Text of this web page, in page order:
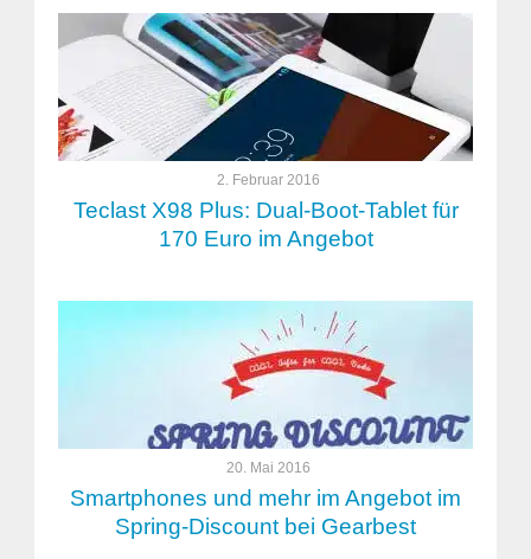
2. Februar 2016
Teclast X98 Plus: Dual-Boot-Tablet für
170 Euro im Angebot
20. Mai 2016
Smartphones und mehr im Angebot im
Spring-Discount bei Gearbest